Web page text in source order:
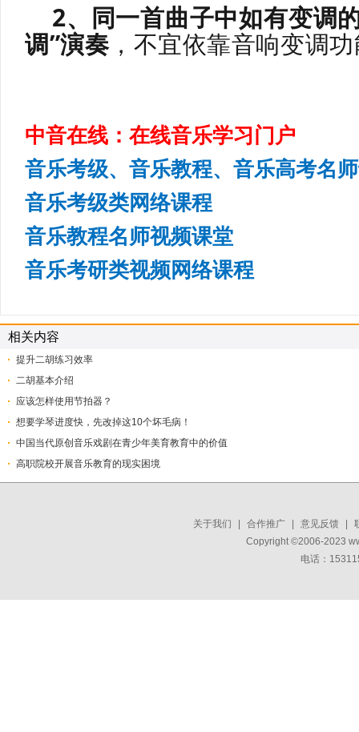
2、同一首曲子中如有变调
调”演奏，不宜依靠音响变调
中音在线：在线音乐学习门户
音乐考级、音乐教程、音乐高考名
音乐考级类网络课程
音乐教程名师视频课堂
音乐考研类视频网络课程
相关内容
提升二胡练习效率
二胡基本介绍
应该怎样使用节拍器？
想要学琴进度快，先改掉这10个坏毛病！
中国当代原创音乐戏剧在青少年美育教育中的价值
高职院校开展音乐教育的现实困境
关于我们 合作推广 意见反馈
Copyright ©2006-2023
电话：